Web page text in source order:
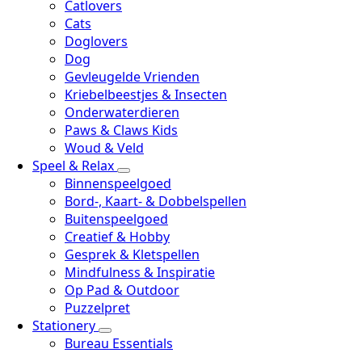
Catlovers
Cats
Doglovers
Dog
Gevleugelde Vrienden
Kriebelbeestjes & Insecten
Onderwaterdieren
Paws & Claws Kids
Woud & Veld
Speel & Relax
Binnenspeelgoed
Bord-, Kaart- & Dobbelspellen
Buitenspeelgoed
Creatief & Hobby
Gesprek & Kletspellen
Mindfulness & Inspiratie
Op Pad & Outdoor
Puzzelpret
Stationery
Bureau Essentials